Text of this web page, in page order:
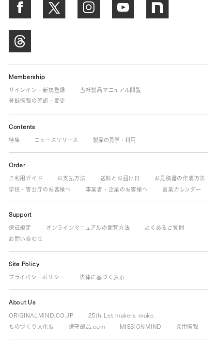
Membership
サインイン・新規登録
当社製品マニュアル閲覧
登録情報の確認・変更
Contents
特集 ニュースリリース 製品の見学・利用
Order
ご利用ガイド お支払方法 送料とお届け日
お見積書の作成方法
学校・官公庁のお客様へ
事業者・企業のお客様へ 営業カレンダー
Support
保証規定 オンラインマニュアルの閲覧方法
よくあるご質問
お問い合わせ
Site Policy
プライバシーポリシー 法律に基づく表示
About Us
ORIGINALMIND.CO.JP
25th Let makers make.
ものづくり文化展
保守部品.com MISSIONMIND 採用情報